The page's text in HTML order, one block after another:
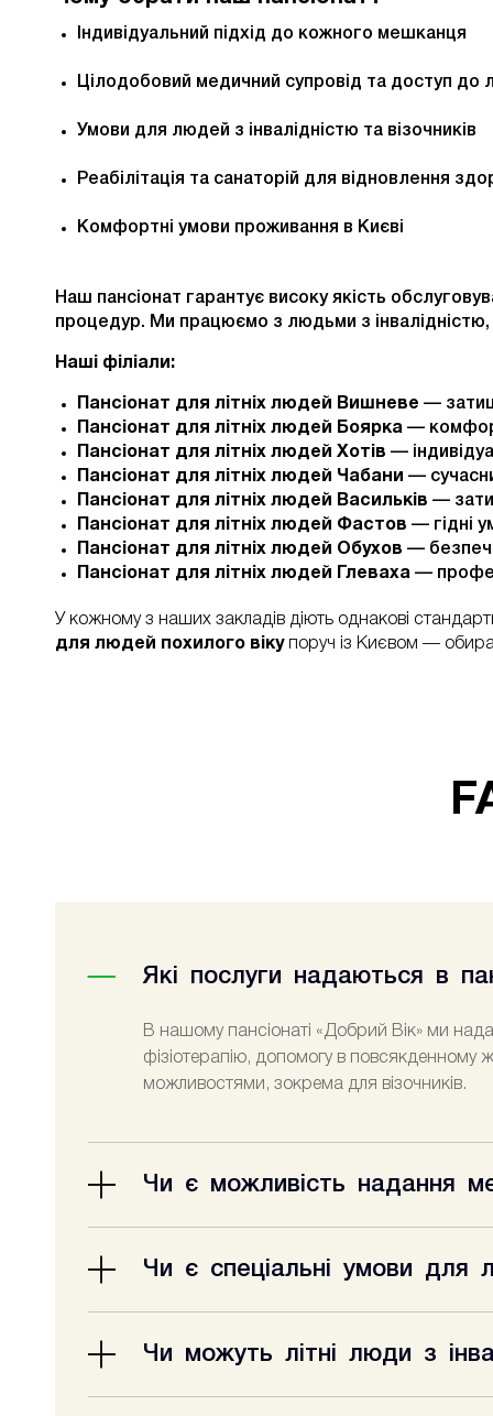
Індивідуальний підхід до кожного мешканця
Цілодобовий медичний супровід та доступ до
Умови для людей з інвалідністю та візочників
Реабілітація та санаторій для відновлення
Комфортні умови проживання в Києві
Наш пансіонат гарантує високу якість
процедур. Ми працюємо з людьми з інвалідністю,
Наші філіали:
Пансіонат для літніх людей Вишневе —
Пансіонат для літніх людей Боярка —
Пансіонат для літніх людей Хотів —
Пансіонат для літніх людей Чабани —
Пансіонат для літніх людей Васильків —
Пансіонат для літніх людей Фастов — гідні
Пансіонат для літніх людей Обухов —
Пансіонат для літніх людей Глеваха —
У кожному з наших закладів діють однакові
для людей похилого вікупоруч із Києвом —
Які послуги надаються в
В нашому пансіонаті «Добрий Вік» ми
фізіотерапію, допомогу в
можливостями, зокрема для візочників.
Чи є можливість надання
консультації лікарів, надаємо допомогу у
Чи є спеціальні умови для
безпечні санітарні кімнати. Ми
Чи можуть літні люди з